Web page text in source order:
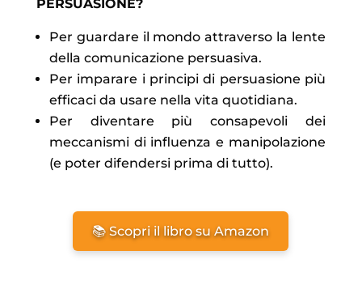
PERSUASIONE?
Per guardare il mondo attraverso la lente
della comunicazione persuasiva.
Per imparare i principi di persuasione più
efficaci da usare nella vita quotidiana.
Per diventare più consapevoli dei
meccanismi di influenza e manipolazione
(e poter difendersi prima di tutto).
📚 Scopri il libro su Amazon